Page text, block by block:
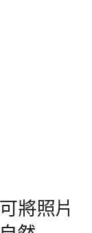
將照片